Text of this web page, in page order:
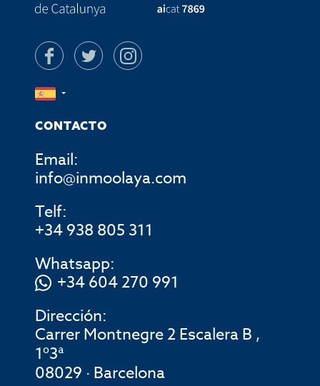
CONTACTO
Email:
info@inmoolaya.com
Telf:
+34 938 805 311
Whatsapp:
+34 604 270 991
Dirección:
Carrer Montnegre 2 Escalera B ,
1º3ª
08029 · Barcelona